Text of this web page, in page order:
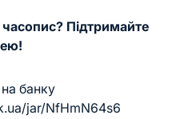
Підтримайте
банку
jar/NfHmN64s6